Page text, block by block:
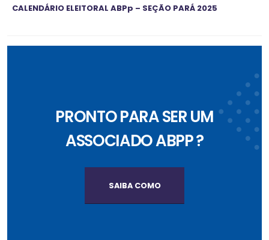
CALENDÁRIO ELEITORAL ABPp – SEÇÃO PARÁ 2025
PRONTO PARA SER UM
ASSOCIADO ABPP ?
SAIBA COMO